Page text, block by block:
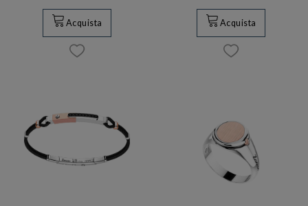
Acquista Acquista